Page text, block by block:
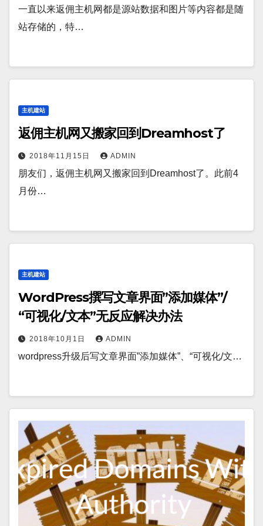
一直以来返佣主机网都是源站数据和图片等内容都是随
站存储的，特…
主机建站
返佣主机网又搬家回到Dreamhost了
2018年11月15日 ADMIN
朋友们，返佣主机网又搬家回到Dreamhost了。此前4
月份…
主机建站
WordPress撰写文章界面”添加媒体”/
“可视化/文本”无反应解决办法
2018年10月1日 ADMIN
wordpress升级后写文章界面”添加媒体”、“可视化/文…